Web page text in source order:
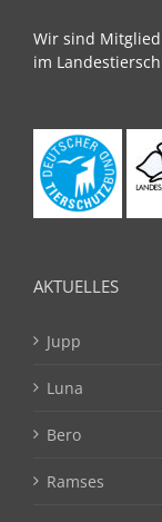
Wir sind
im
AKTUELLES
Jupp
Luna
Bero
Ramses